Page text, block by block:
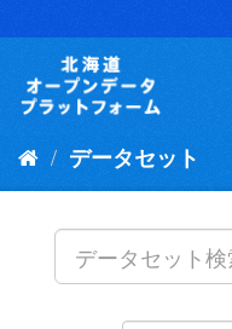
キ
データセット